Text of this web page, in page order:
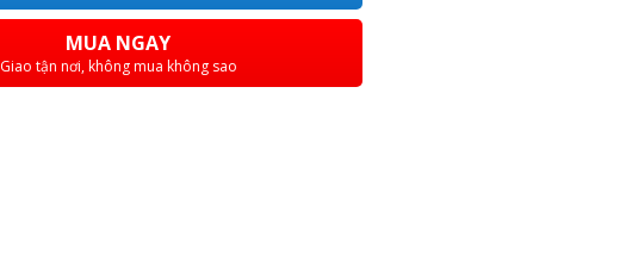
MUA NGAY
Giao tận nơi, không mua không sao